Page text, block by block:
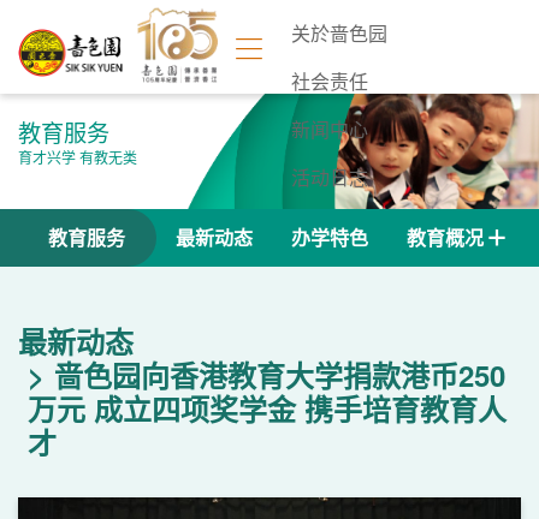
关於啬色园
社会责任
新闻中心
活动日志
联络我们
教育服务
育才兴学 有教无类
教育服务 最新动态 办学特色 教育概况
最新动态
啬色园向香港教育大学捐款港币250
万元 成立四项奖学金 携手培育教育人
才